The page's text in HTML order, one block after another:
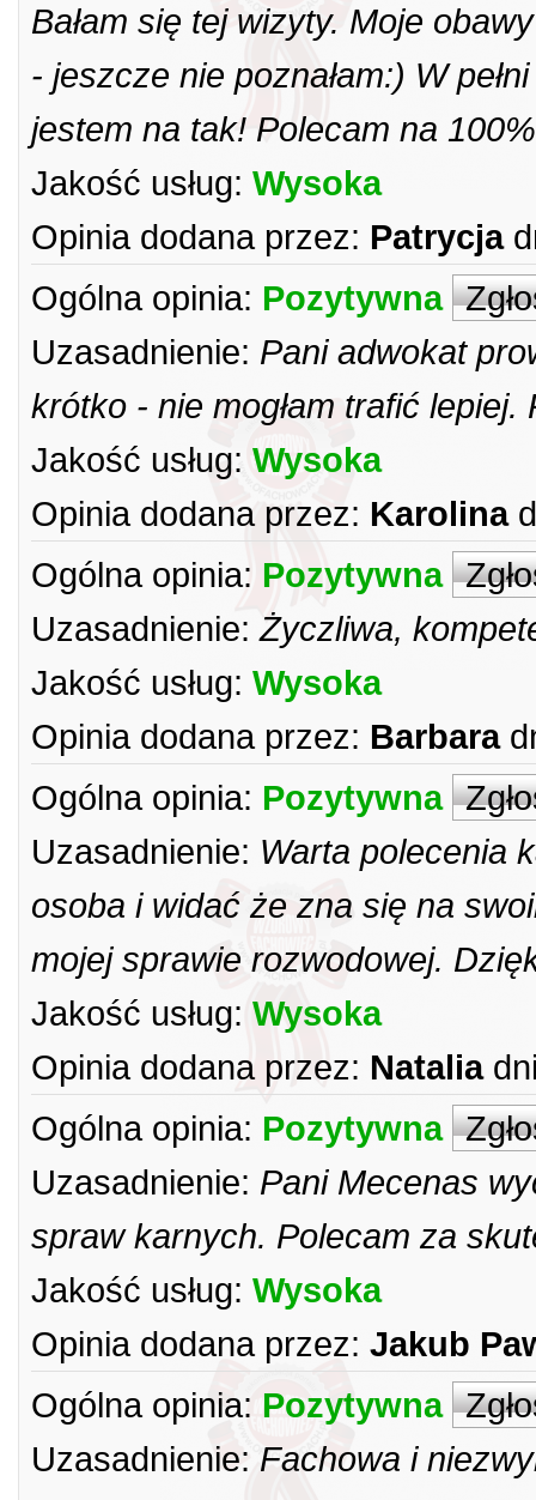
Bałam się tej wizyty. Moje
- jeszcze nie poznałam:) W
jestem na tak! Polecam na 100%
Jakość usług: Wysoka
Opinia dodana przez: Patrycja
Ogólna opinia: Pozytywna
Uzasadnienie: Pani adwokat
krótko - nie mogłam trafić lepiej.
Jakość usług: Wysoka
Opinia dodana przez: Karolina
Ogólna opinia: Pozytywna
Uzasadnienie: Życzliwa,
Jakość usług: Wysoka
Opinia dodana przez: Barbara
Ogólna opinia: Pozytywna
Uzasadnienie: Warta polecenia
osoba i widać że zna się na
mojej sprawie rozwodowej.
Jakość usług: Wysoka
Opinia dodana przez: Natalia
Ogólna opinia: Pozytywna
Uzasadnienie: Pani Mecenas
spraw karnych. Polecam za
Jakość usług: Wysoka
Opinia dodana przez: Jakub
Ogólna opinia: Pozytywna
Uzasadnienie: Fachowa i